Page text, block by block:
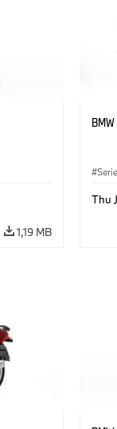
1,19 MB
Thu